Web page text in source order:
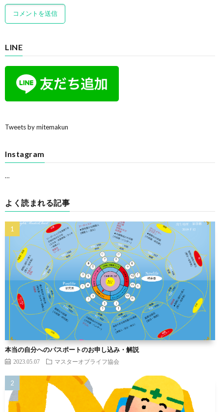
LINE
Tweets by mitemakun
Instagram
…
よく読まれる記事
本当の自分へのパスポートのお申し込み・解説
2023.05.07 マスターオブライフ協会